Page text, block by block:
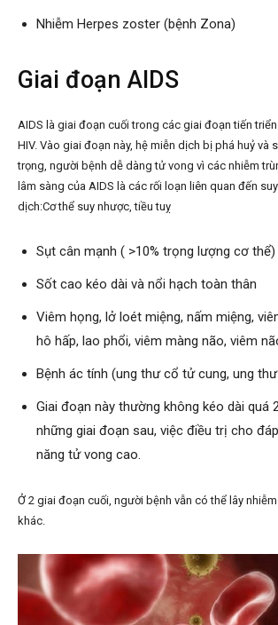
Nhiễm Herpes zoster (bệnh Zona)
Giai đoạn AIDS
AIDS là giai đoạn cuối trong các giai đoạn tiến
HIV. Vào giai đoạn này, hệ miễn dịch bị phá huỷ và
trọng, người bệnh dễ dàng tử vong vì các nhiễm
lâm sàng của AIDS là các rối loạn liên quan đến
dịch:Cơ thể suy nhược, tiều tuỵ
Sụt cân mạnh ( >10% trọng lượng cơ thể)
Sốt cao kéo dài và nổi hạch toàn thân
Viêm họng, lở loét miệng, nấm miệng,
hô hấp, lao phổi, viêm màng não, viêm
Bệnh ác tính (ung thư cổ tử cung, ung
Giai đoạn này thường không kéo dài quá
những giai đoạn sau, việc điều trị cho
năng tử vong cao.
Ở 2 giai đoạn cuối, người bệnh vẫn có thể lây
khác.